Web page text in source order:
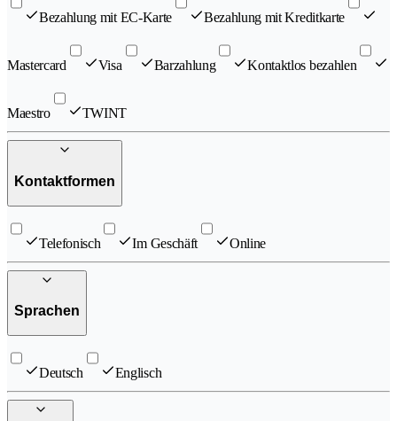
Bezahlung mit EC-Karte Bezahlung mit Kreditkarte
Mastercard Visa Barzahlung Kontaktlos bezahlen
Maestro TWINT
Kontaktformen
Telefonisch Im Geschäft Online
Sprachen
Deutsch Englisch